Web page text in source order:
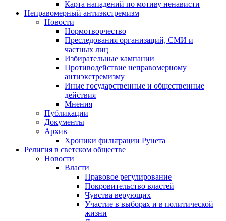
Карта нападений по мотиву ненависти
Неправомерный антиэкстремизм
Новости
Нормотворчество
Преследования организаций, СМИ и
частных лиц
Избирательные кампании
Противодействие неправомерному
антиэкстремизму
Иные государственные и общественные
действия
Мнения
Публикации
Документы
Архив
Хроники фильтрации Рунета
Религия в светском обществе
Новости
Власти
Правовое регулирование
Покровительство властей
Чувства верующих
Участие в выборах и в политической
жизни